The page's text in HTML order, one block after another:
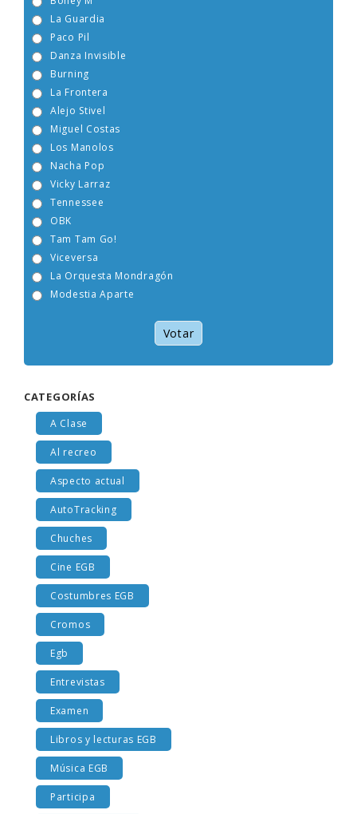
Boney M
La Guardia
Paco Pil
Danza Invisible
Burning
La Frontera
Alejo Stivel
Miguel Costas
Los Manolos
Nacha Pop
Vicky Larraz
Tennessee
OBK
Tam Tam Go!
Viceversa
La Orquesta Mondragón
Modestia Aparte
Votar
CATEGORÍAS
A Clase
Al recreo
Aspecto actual
AutoTracking
Chuches
Cine EGB
Costumbres EGB
Cromos
Egb
Entrevistas
Examen
Libros y lecturas EGB
Música EGB
Participa